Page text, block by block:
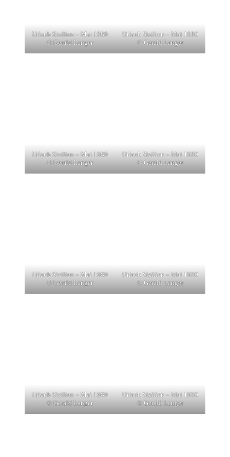
Urlaub Sizilien – Mai 1980
© Gerald Langer
Urlaub Sizilien – Mai 1980
© Gerald Langer
Urlaub Sizilien – Mai 1980
© Gerald Langer
Urlaub Sizilien – Mai 1980
© Gerald Langer
Urlaub Sizilien – Mai 1980
© Gerald Langer
Urlaub Sizilien – Mai 1980
© Gerald Langer
Urlaub Sizilien – Mai 1980
© Gerald Langer
Urlaub Sizilien – Mai 1980
© Gerald Langer